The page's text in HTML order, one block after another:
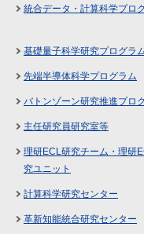
統合データ・計算科学プロ
基礎量子科学研究プログラ
先端半導体科学プログラム
バトンゾーン研究推進プロ
主任研究員研究室等
理研ECL研究チーム・理研
究ユニット
計算科学研究センター
革新知能統合研究センター